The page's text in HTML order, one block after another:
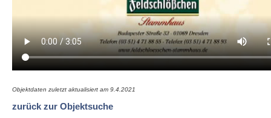
Objektdaten zuletzt aktualisiert am 9.4.2021
zurück zur Objektsuche